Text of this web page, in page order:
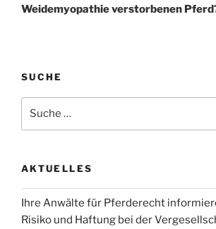
Weidemyopathie verstorbenen
SUCHE
nach:
AKTUELLES
Ihre Anwälte für Pferderecht
Risiko und Haftung bei der